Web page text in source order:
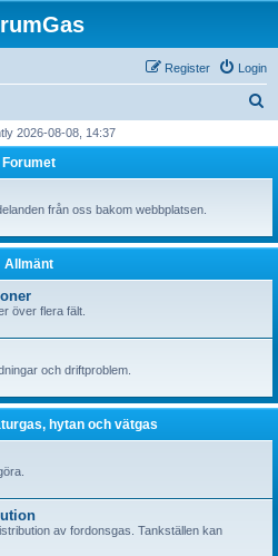
Login
Register
r
h
2026-08-08, 14:37
Forumet
från oss bakom webbplatsen.
Allmänt
över flera fält.
och driftproblem.
hytan och vätgas
av fordonsgas. Tankställen kan